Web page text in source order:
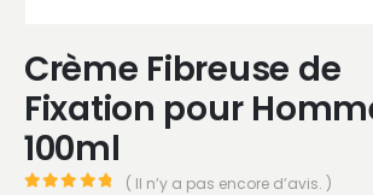
Crème Fibreuse de
Fixation pour
100ml
( Il n’y a pas encore d’avis. )